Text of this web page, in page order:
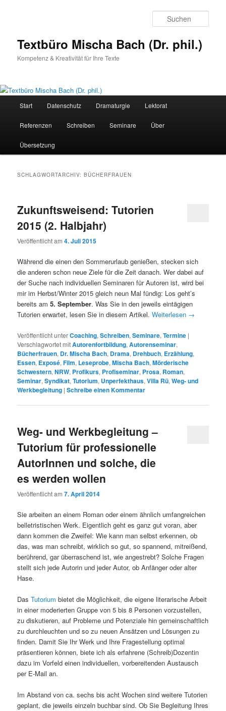
Textbüro Mischa Bach (Dr. phil.)
Kompetenz & Kreativität für Ihre Texte
Start Datenschutz Dramaturgie Lektorat
Referenzen Schreiben Seminare Über
Übersetzung
SCHLAGWORTARCHIV:BÜCHERFRAUEN
Zukunftsweisend: Tutorien
2015 (2. Halbjahr)
Veröffentlicht am4. Juli 2015
Während die einen den Sommerurlaub genießen, stecken sich
die anderen schon neue Ziele für die Zeit danach. Wer dabei auf
der Suche nach individuellen Seminaren für Autoren ist, wird bei
mir im Herbst/Winter 2015 gleich neun Mal fündig: Los geht’s
bereits am5. September. Was Sie in den jeweils eintägigen
Tutorien erwartet, lesen Sie in diesem Artikel.Weiterlesen →
Veröffentlicht unterCoaching,Schreiben,Seminare,Termine |
Verschlagwortet mitAutorenfortbildung,Autorenseminar,
Bücherfrauen, Dr. Mischa Bach, Drama, Drehbuch, Erzählung,
Essen, Exposé,Film, Leseprobe,Mischa Bach,Mörderische
Schwestern,NRW, Profikurs, Profiseminar, Prosa, Roman,
Seminar,Syndikat,Tutorium, Unperfekthaus,Villa Rü,Weg- und
Werkbegleitung |Schreibe einen Kommentar
Weg- und Werkbegleitung –
Tutorium für professionelle
AutorInnen und solche, die
es werden wollen
Veröffentlicht am7. April 2014
Sie arbeiten an einem Roman oder einem ähnlich umfangreichen
belletristischen Werk. Eigentlich geht es ganz gut voran, aber
dann kommen die Zweifel: Wie kann man selbst erkennen, ob
das, was man schreibt, wirklich so gut, so spannend, mitreißend,
berührend, gar überraschend ist, wie angestrebt? Solche Fragen
stellt sich jede Autorin und jeder Autor, ob Anfänger oder alter
Hase.
DasTutorium bietet die Möglichkeit, die eigene literarische Arbeit
in einer moderierten Gruppe von 5 bis 8 Personen vorzustellen,
zu diskutieren, auf Probleme und Potenziale hin gemeinschaftlich
zu durchleuchten und so zu neuen Ansätzen und Lösungen zu
finden. Damit Sie Ihr Werk und Ihre Fragestellung optimal
präsentieren können, biete ich als erfahrene (Schreib)Dozentin
dazu im Vorfeld einen individuellen, vorbereitenden Austausch
per E-Mail an.
Im Abstand von ca. sechs bis acht Wochen sind weitere Tutorien
geplant, die jeweils einzeln buchbar sind. Ob Sie Begleitung Ihres